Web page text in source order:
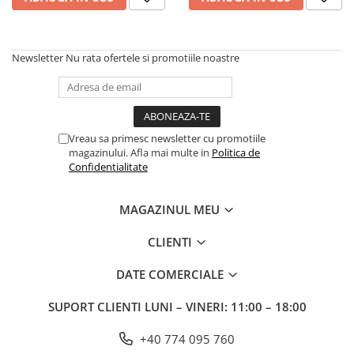
Ghidoane & accesorii
Manete Schimbatoare & Frane
Roti & accesorii
Scaune copii
Newsletter Nu rata ofertele si promotiile noastre
Vreau sa primesc newsletter cu promotiile
magazinului. Afla mai multe in Politica de
Confidentialitate
MAGAZINUL MEU
CLIENTI
DATE COMERCIALE
SUPORT CLIENTI LUNI – VINERI: 11:00 – 18:00
+40 774 095 760